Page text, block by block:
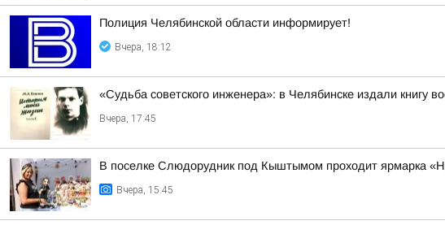
Полиция Челябинской области информирует!
Вчера, 18:12
«Судьба советского инженера»: в Челябинске издали книгу
Вчера, 17:45
В поселке Слюдорудник под Кыштымом проходит ярмарка
Вчера, 15:45